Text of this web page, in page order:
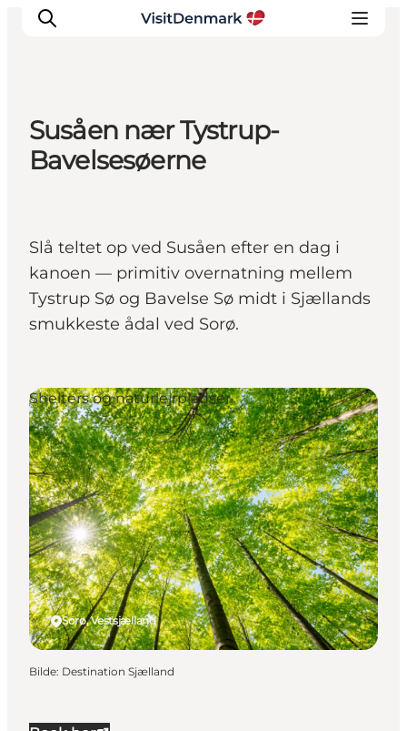
Inspirasjon
Planlegg reisen
Susåen nær Tystrup-
Bavelsesøerne
Slå teltet op ved Susåen efter en dag i
kanoen — primitiv overnatning mellem
Tystrup Sø og Bavelse Sø midt i Sjællands
smukkeste ådal ved Sorø.
Sorø, Vestsjælland
Shelters og naturlejrpladser
Bilde: Destination Sjælland